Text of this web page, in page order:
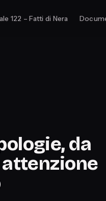
122 – Fatti di Nera
da